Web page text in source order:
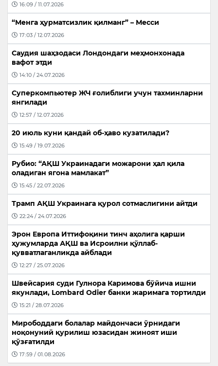
16:09 / 11.07.2026
“Менга ҳурматсизлик қилманг” – Месси
17:03 / 12.07.2026
Саудия шаҳзодаси Лондондаги меҳмонхонада
вафот этди
14:10 / 24.07.2026
Суперкомпьютер ЖЧ ғолиблиги учун тахминларни
янгилади
12:57 / 12.07.2026
20 июль куни қандай об-ҳаво кузатилади?
15:49 / 19.07.2026
Рубио: “АҚШ Украинадаги можарони ҳал қила
оладиган ягона мамлакат”
15:45 / 22.07.2026
Трамп АҚШ Украинага қурол сотмаслигини айтди
22:24 / 24.07.2026
Эрон Европа Иттифоқини тинч аҳолига қарши
ҳужумларда АҚШ ва Исроилни қўллаб-
қувватлаганликда айблади
12:27 / 25.07.2026
Швейсария суди Гулнора Каримова бўйича ишни
якунлади, Lombard Odier банки жаримага тортилди
15:21 / 28.07.2026
Мирободдаги болалар майдончаси ўрнидаги
ноқонуний қурилиш юзасидан жиноят иши
қўзғатилди
17:59 / 01.08.2026